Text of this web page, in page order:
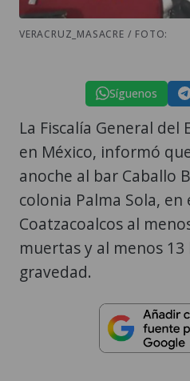
VERACRUZ_MASACRE / FOTO:
Síguenos
La Fiscalía General del
en México, informó
anoche al bar Caballo
colonia Palma Sola,
Coatzacoalcos al
muertas y al menos
gravedad.